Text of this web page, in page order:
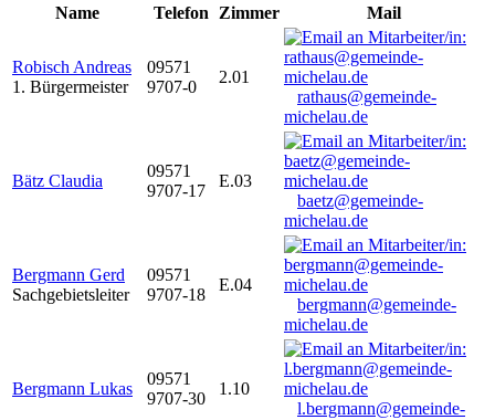
Name
Telefon Zimmer Mail
Robisch Andreas
1. Bürgermeister
09571
9707-0
2.01
rathaus@gemeinde-
michelau.de
Bätz Claudia
09571
9707-17
E.03
baetz@gemeinde-
michelau.de
Bergmann Gerd
Sachgebietsleiter
09571
9707-18
E.04
bergmann@gemeinde-
michelau.de
Bergmann Lukas
09571
9707-30
1.10
l.bergmann@gemeinde-